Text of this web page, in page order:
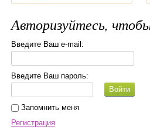
Авторизуйтесь,
Введите Ваш e-mail:
Введите Ваш пароль:
Войти
Запомнить меня
Регистрация